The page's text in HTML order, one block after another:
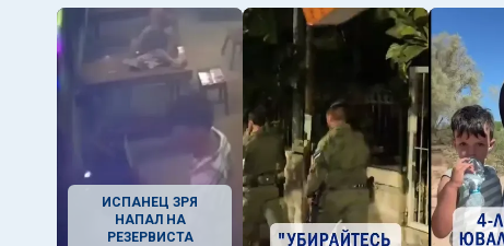
ИСПАНЕЦ ЗРЯ
НАПАЛ НА
РЕЗЕРВИСТА